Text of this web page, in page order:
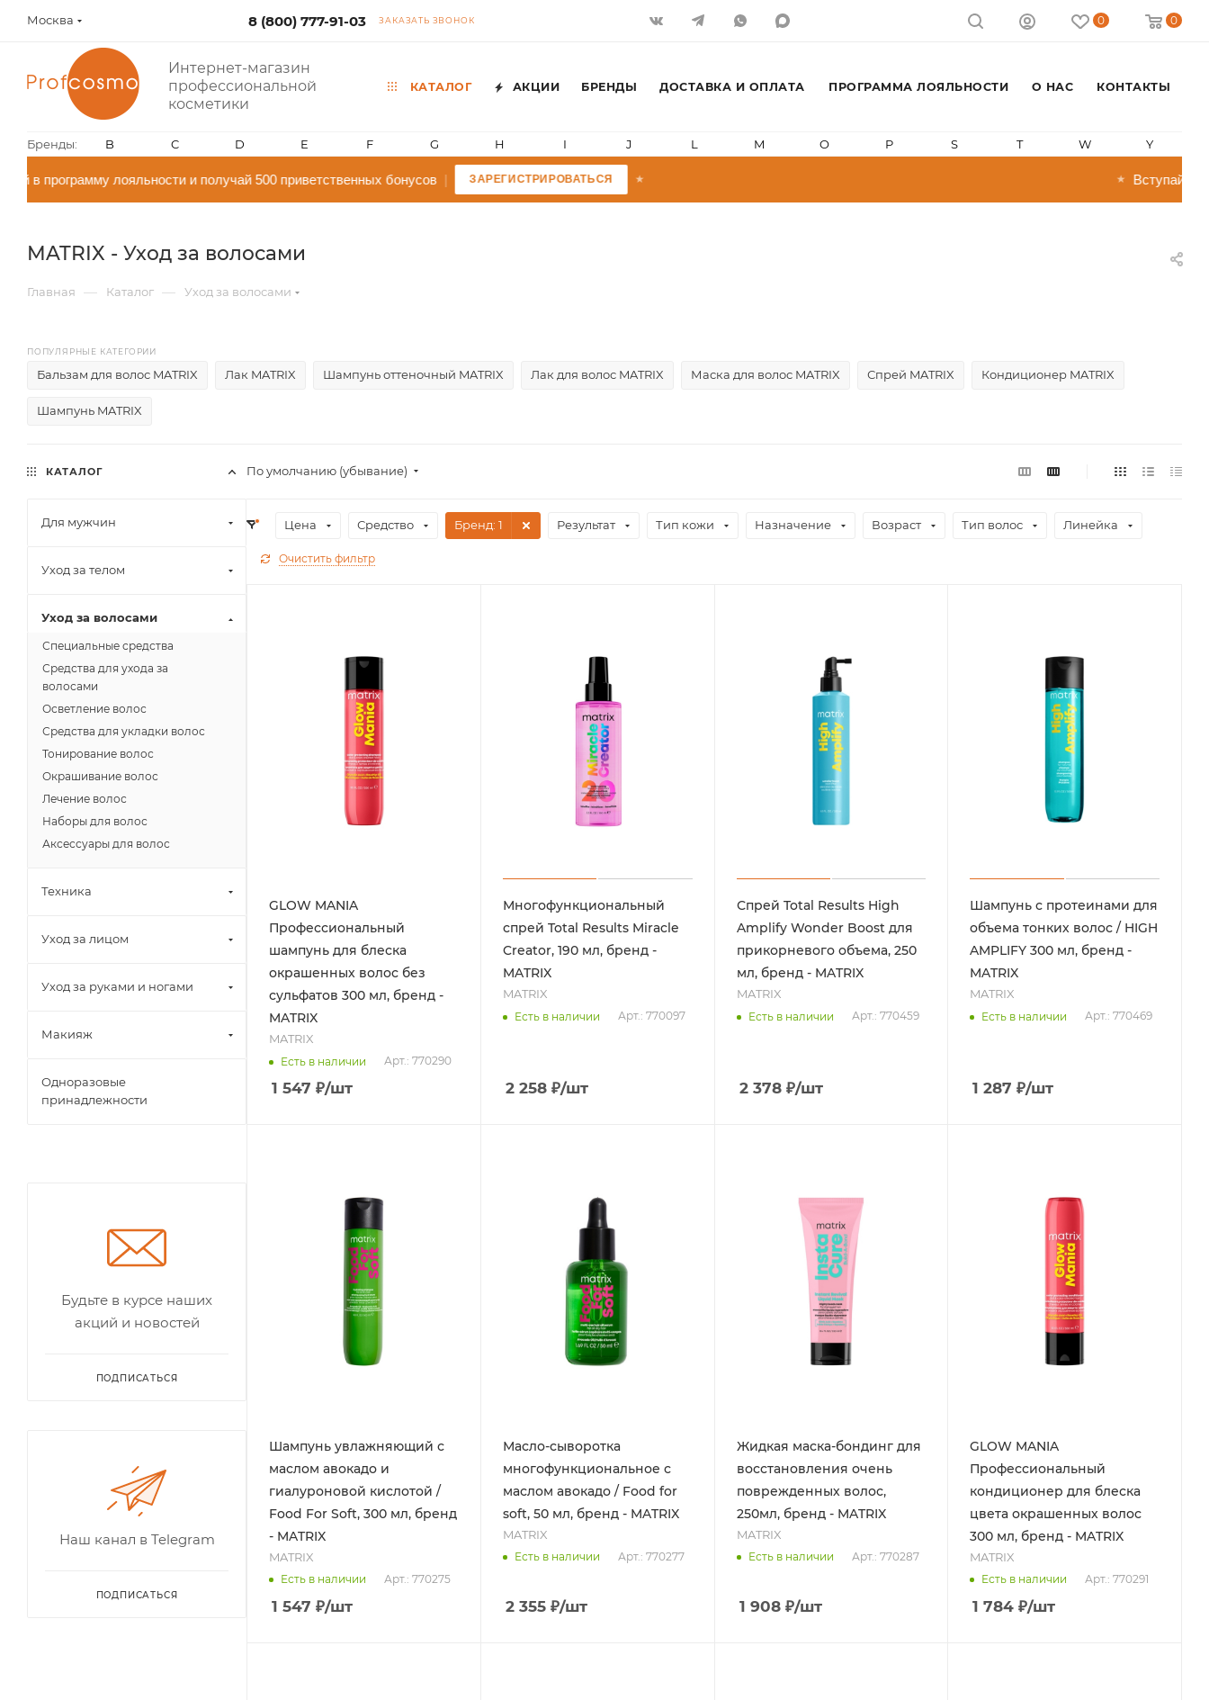
Москва 8 (800) 777-91-03 ЗАКАЗАТЬ ЗВОНОК 0 0
Интернет-магазин
профессиональной
косметики
КАТАЛОГ АКЦИИ БРЕНДЫ ДОСТАВКА И ОПЛАТА ПРОГРАММА ЛОЯЛЬНОСТИ О НАС КОНТАКТЫ
Бренды: B C D E F G H I J L M O P S T W Y
программу лояльности и получай 500 приветственных бонусов| ЗАРЕГИСТРИРОВАТЬСЯ ★ Вступай в
MATRIX - Уход за волосами
Главная — Каталог — Уход за волосами
ПОПУЛЯРНЫЕ КАТЕГОРИИ
Бальзам для волос MATRIX Лак MATRIX Шампунь оттеночный MATRIX Лак для волос MATRIX Маска для волос MATRIX Спрей MATRIX Кондиционер MATRIX
Шампунь MATRIX
По умолчанию (убывание)
Цена Средство Бренд: 1 Результат Тип кожи Назначение Возраст Тип волос Линейка
Очистить фильтр
GLOW MANIA
Профессиональный
шампунь для блеска
окрашенных волос без
сульфатов 300 мл, бренд -
MATRIX
MATRIX
Есть в наличии Арт.: 770290
1 547 ₽/шт
Многофункциональный
спрей Total Results Miracle
Creator, 190 мл, бренд -
MATRIX
MATRIX
Есть в наличии Арт.: 770097
2 258₽/шт
Спрей Total Results High
Amplify Wonder Boost для
прикорневого объема, 250
мл, бренд - MATRIX
MATRIX
Есть в наличии Арт.: 770459
2 378₽/шт
Шампунь с протеинами для
объема тонких волос / HIGH
AMPLIFY 300 мл, бренд -
MATRIX
MATRIX
Есть в наличии Арт.: 770469
1 287 ₽/шт
Шампунь увлажняющий с
маслом авокадо и
гиалуроновой кислотой /
Food For Soft, 300 мл, бренд
- MATRIX
MATRIX
Есть в наличии Арт.: 770275
1 547 ₽/шт
Масло-сыворотка
многофункциональное с
маслом авокадо / Food for
soft, 50 мл, бренд - MATRIX
MATRIX
Есть в наличии Арт.: 770277
2 355₽/шт
Жидкая маска-бондинг для
восстановления очень
поврежденных волос,
250мл, бренд - MATRIX
MATRIX
Есть в наличии Арт.: 770287
1 908₽/шт
GLOW MANIA
Профессиональный
кондиционер для блеска
цвета окрашенных волос
300 мл, бренд - MATRIX
MATRIX
Есть в наличии Арт.: 770291
1 784 ₽/шт
КАТАЛОГ
Для мужчин
Уход за телом
Уход за волосами
Специальные средства
Средства для ухода за
волосами
Осветление волос
Средства для укладки волос
Тонирование волос
Окрашивание волос
Лечение волос
Наборы для волос
Аксессуары для волос
Техника
Уход за лицом
Уход за руками и ногами
Макияж
Одноразовые
принадлежности
Будьте в курсе наших
акций и новостей
ПОДПИСАТЬСЯ
Наш канал в Telegram
ПОДПИСАТЬСЯ